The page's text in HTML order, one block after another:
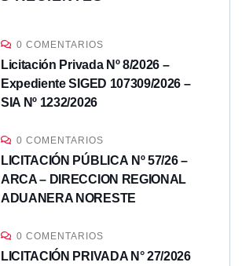
0 COMENTARIOS
Licitación Privada Nº 8/2026 –
Expediente SIGED 107309/2026 –
SIA Nº 1232/2026
0 COMENTARIOS
LICITACIÓN PÚBLICA Nº 57/26 –
ARCA – DIRECCION REGIONAL
ADUANERA NORESTE
0 COMENTARIOS
LICITACIÓN PRIVADA N° 27/2026